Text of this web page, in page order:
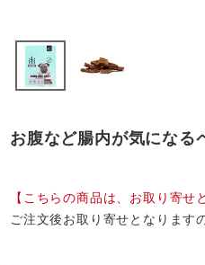
お腹など腸内が気になる
【こちらの商品は、お取り寄せ
ご注文後お取り寄せとなります